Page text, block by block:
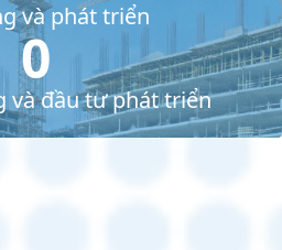
và phát triển
0
và đầu tư phát triển